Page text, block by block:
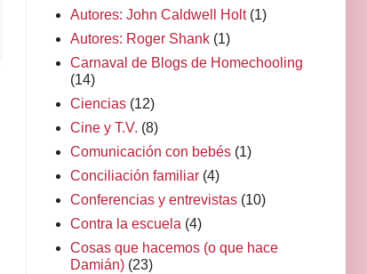
Autores: John Caldwell Holt (1)
Autores: Roger Shank (1)
Carnaval de Blogs de Homechooling
(14)
Ciencias (12)
Cine y T.V. (8)
Comunicación con bebés (1)
Conciliación familiar (4)
Conferencias y entrevistas (10)
Contra la escuela (4)
Cosas que hacemos (o que hace
Damián) (23)